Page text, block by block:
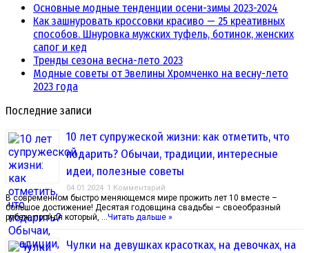
Основные модные тенденции осени-зимы 2023-2024
Как зашнуровать кроссовки красиво — 25 креативных
способов. Шнуровка мужских туфель, ботинок, женских
сапог и кед
Тренды сезона весна-лето 2023
Модные советы от Эвелины Хромченко на весну-лето
2023 года
Последние записи
10 лет супружеской жизни: как отметить, что
подарить? Обычаи, традиции, интересные
идеи, полезные советы
04.01.2024 1 Комментарий
В современном быстро меняющемся мире прожить лет 10 вместе –
большое достижение! Десятая годовщина свадьбы – своеобразный
рубеж, пройдя который, … Читать дальше »
Чулки на девушках красотках, на девочках, на